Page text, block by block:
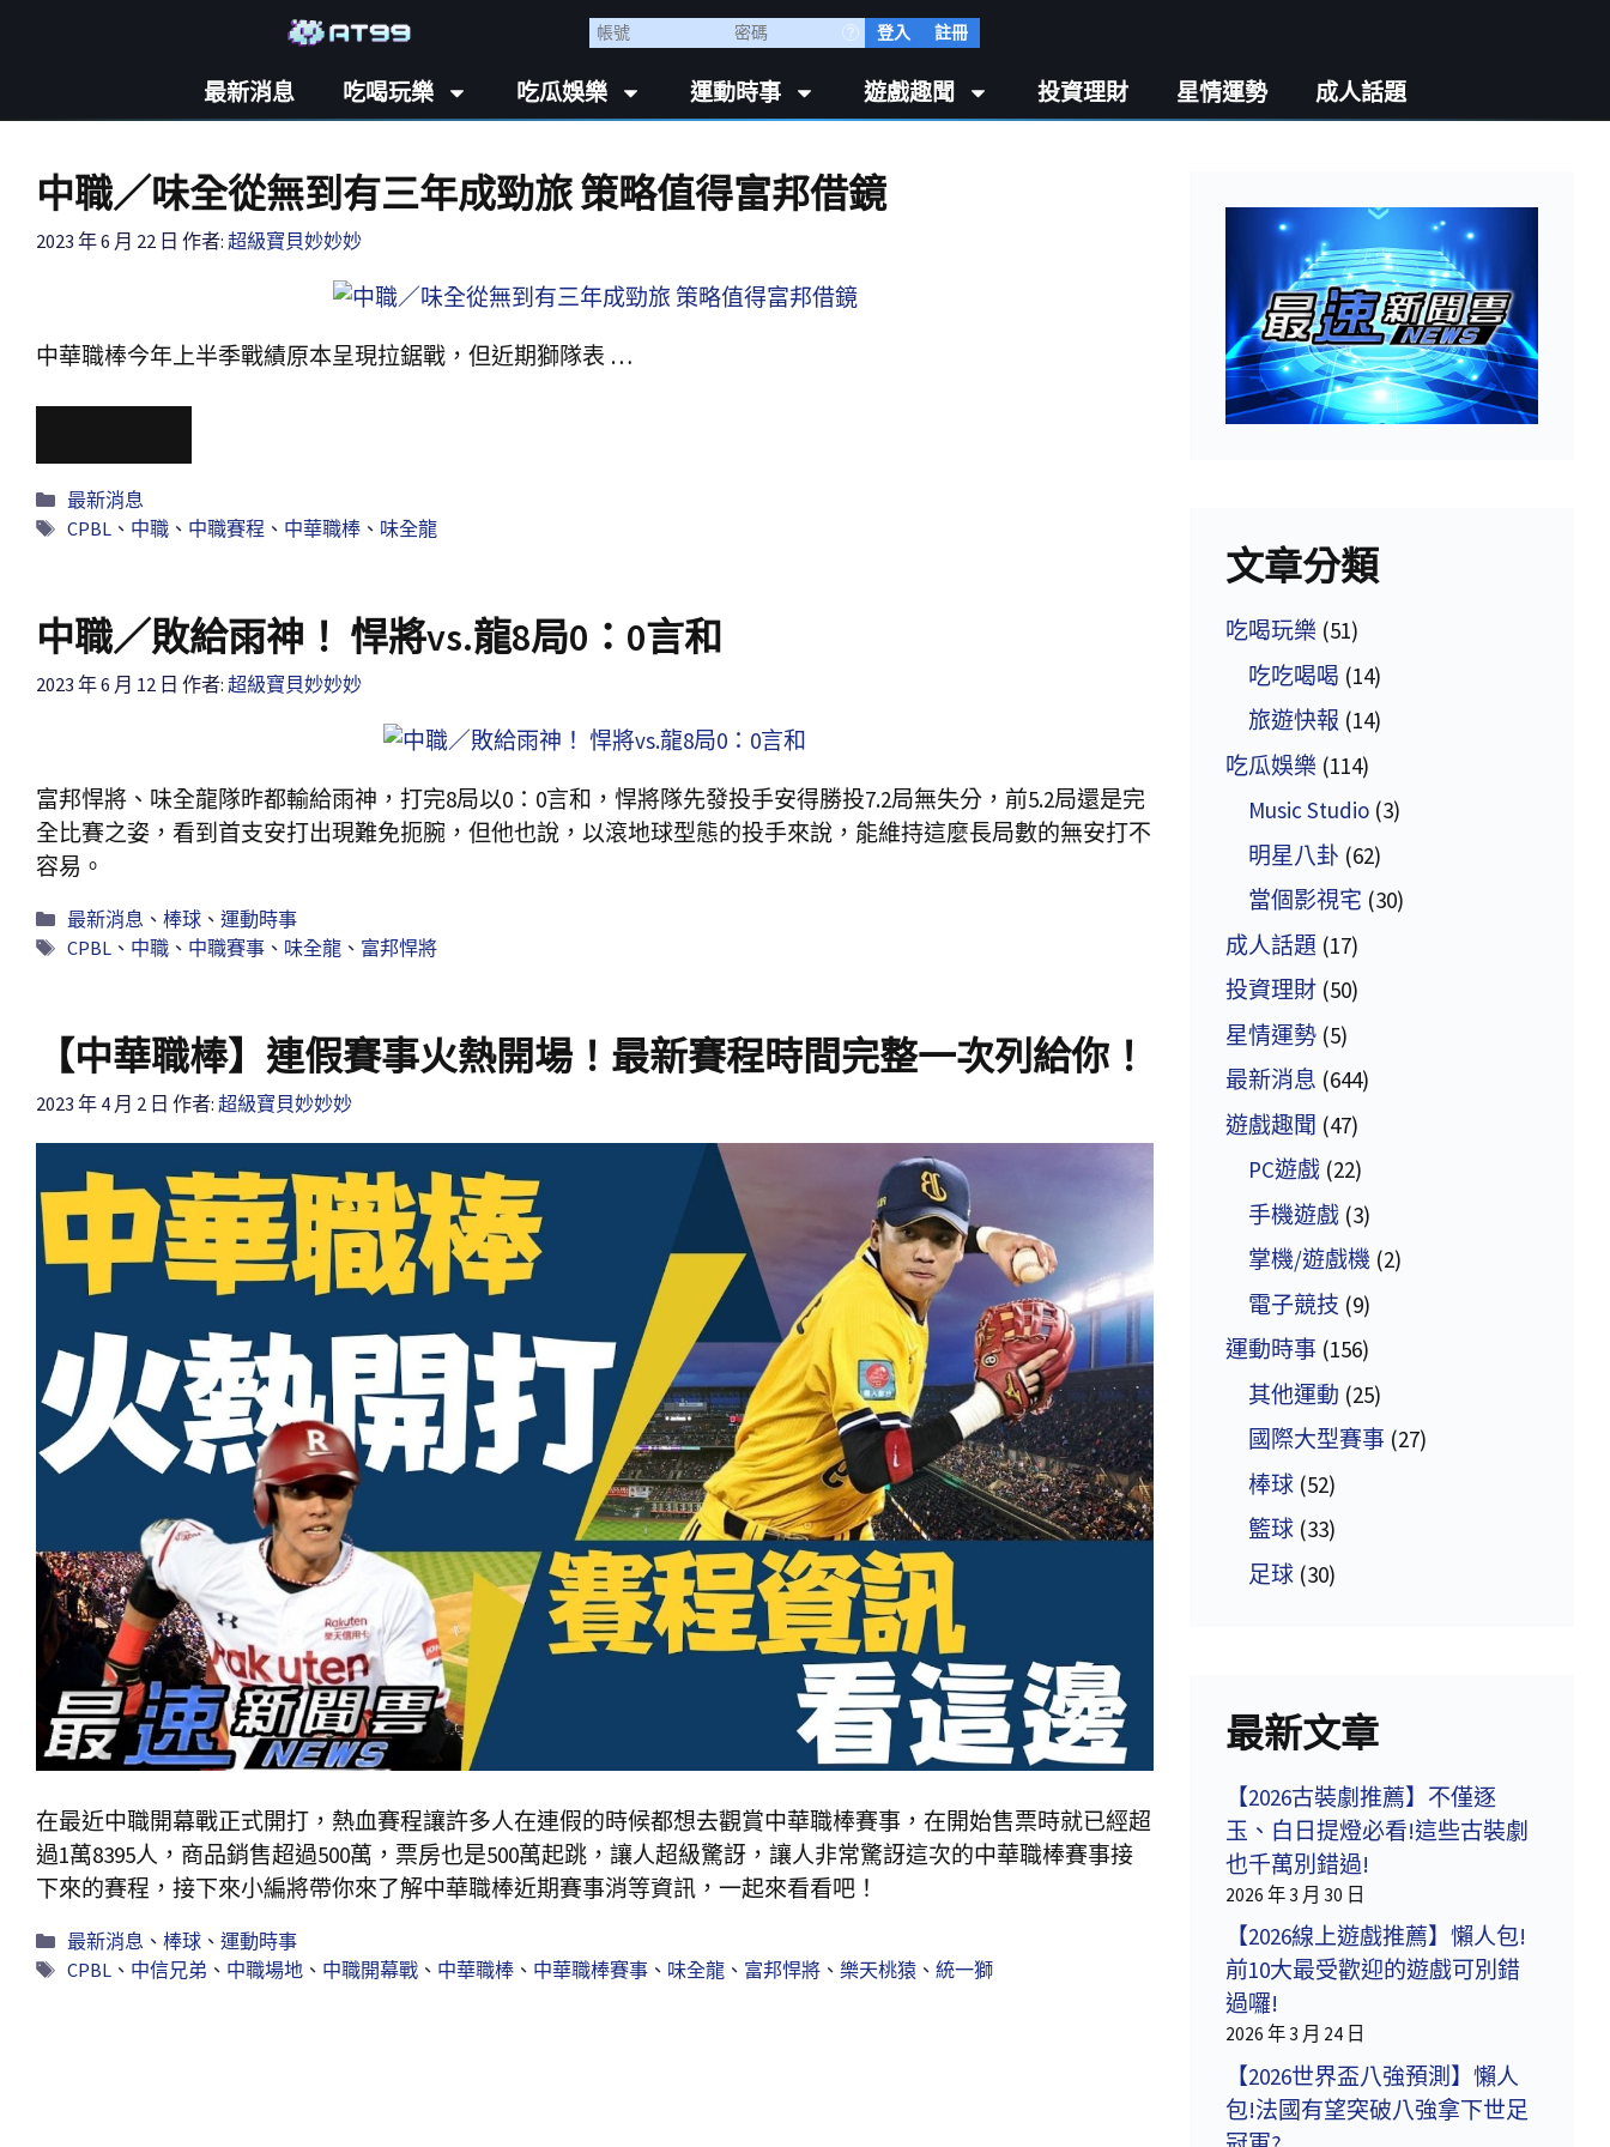
登入 註冊
最新消息 吃喝玩樂 吃瓜娛樂 運動時事 遊戲趣聞 投資理財 星情運勢 成人話題
中職／味全從無到有三年成勁旅 策略值得富邦借鏡
2023 年 6 月 22 日 作者: 超級寶貝妙妙妙
中華職棒今年上半季戰績原本呈現拉鋸戰，但近期獅隊表 …
最新消息
CPBL、 中職、 中職賽程 、 中華職棒、 味全龍
中職／敗給雨神！ 悍將vs.龍8局0：0言和
2023 年 6 月 12 日 作者: 超級寶貝妙妙妙
富邦悍將、味全龍隊昨都輸給雨神，打完8局以0：0言和，悍將隊先發投手安得勝投7.2局無失分，前5.2局還是完
全比賽之姿，看到首支安打出現難免扼腕，但他也說，以滾地球型態的投手來說，能維持這麼長局數的無安打不
容易。
最新消息 、 棒球、 運動時事
CPBL 、 中職、 中職賽事、 味全龍、 富邦悍將
【中華職棒】連假賽事火熱開場！最新賽程時間完整一次列給你！
2023 年 4 月 2 日 作者: 超級寶貝妙妙妙
在最近中職開幕戰正式開打，熱血賽程讓許多人在連假的時候都想去觀賞中華職棒賽事，在開始售票時就已經超
過1萬8395人，商品銷售超過500萬，票房也是500萬起跳，讓人超級驚訝，讓人非常驚訝這次的中華職棒賽事接
下來的賽程，接下來小編將帶你來了解中華職棒近期賽事消等資訊，一起來看看吧！
最新消息 、 棒球、 運動時事
CPBL、 中信兄弟 、 中職場地、 中職開幕戰、 中華職棒、 中華職棒賽事、 味全龍、 富邦悍將、 樂天桃猿、 統一獅
文章分類
吃喝玩樂 (51)
吃吃喝喝 (14)
旅遊快報 (14)
吃瓜娛樂 (114)
Music Studio (3)
明星八卦 (62)
當個影視宅 (30)
成人話題 (17)
投資理財 (50)
星情運勢 (5)
最新消息 (644)
遊戲趣聞 (47)
PC遊戲 (22)
手機遊戲 (3)
掌機/遊戲機 (2)
電子競技 (9)
運動時事 (156)
其他運動 (25)
國際大型賽事 (27)
棒球 (52)
籃球 (33)
足球 (30)
最新文章
【2026古裝劇推薦】不僅逐
玉、白日提燈必看!這些古裝劇
也千萬別錯過!
2026 年 3 月 30 日
【2026線上遊戲推薦】懶人包!
前10大最受歡迎的遊戲可別錯
過囉!
2026 年 3 月 24 日
【2026世界盃八強預測】懶人
包!法國有望突破八強拿下世足